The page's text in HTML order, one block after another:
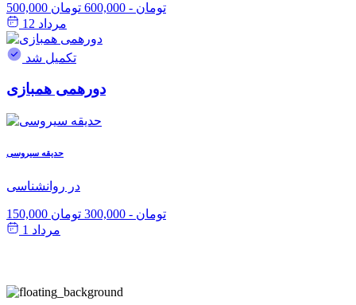
500,000 تومان - 600,000 تومان
مرداد 12
تکمیل شد
دورهمی همبازی
حدیقه سیروسی
در روانشناسی
150,000 تومان - 300,000 تومان
مرداد 1